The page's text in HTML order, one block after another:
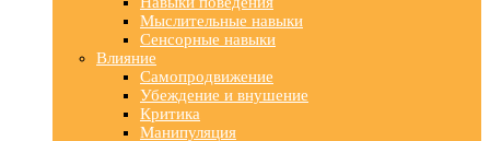
Мыслительные навыки
Сенсорные навыки
Влияние
Самопродвижение
Убеждение и внушение
Критика
Манипуляция